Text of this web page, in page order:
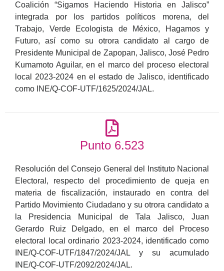
Coalición “Sigamos Haciendo Historia en Jalisco”
integrada por los partidos políticos morena, del
Trabajo, Verde Ecologista de México, Hagamos y
Futuro, así como su otrora candidato al cargo de
Presidente Municipal de Zapopan, Jalisco, José Pedro
Kumamoto Aguilar, en el marco del proceso electoral
local 2023-2024 en el estado de Jalisco, identificado
como INE/Q-COF-UTF/1625/2024/JAL.
Punto 6.523
Resolución del Consejo General del Instituto Nacional
Electoral, respecto del procedimiento de queja en
materia de fiscalización, instaurado en contra del
Partido Movimiento Ciudadano y su otrora candidato a
la Presidencia Municipal de Tala Jalisco, Juan
Gerardo Ruiz Delgado, en el marco del Proceso
electoral local ordinario 2023-2024, identificado como
INE/Q-COF-UTF/1847/2024/JAL y su acumulado
INE/Q-COF-UTF/2092/2024/JAL.